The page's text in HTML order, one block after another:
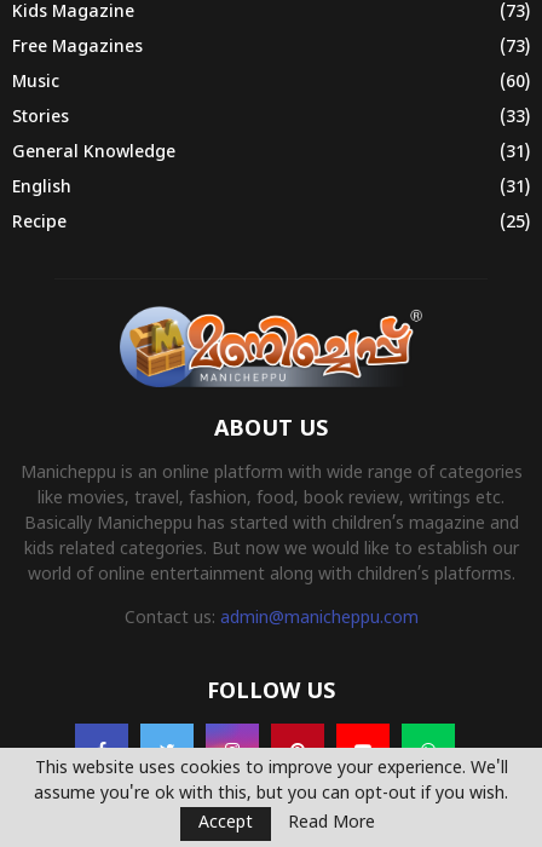
Kids Magazine
(73)
Free Magazines
(73)
Music
(60)
Stories
(33)
General Knowledge
(31)
English
(31)
Recipe
(25)
ABOUT US
Manicheppu is an online platform with wide range of categories
like movies, travel, fashion, food, book review, writings etc.
Basically Manicheppu has started with children’s magazine and
kids related categories. But now we would like to establish our
world of online entertainment along with children’s platforms.
Contact us: admin@manicheppu.com
FOLLOW US
© 2022 - Manicheppu.com All Right Reserved. Powered By
This website uses cookies to improve your experience. We'll
assume you're ok with this, but you can opt-out if you wish.
Accept
Read More